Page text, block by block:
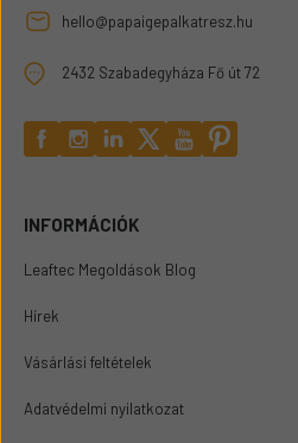
hello@papaigepalkatresz.hu
2432 Szabadegyháza Fő út 72
INFORMÁCIÓK
Leaftec Megoldások Blog
Hírek
Vásárlási feltételek
Adatvédelmi nyilatkozat